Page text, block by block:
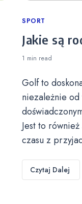
Categories
SPORT
Jakie są
1 min read
Golf to
niezależnie
Jest to
czasu z
Czytaj Dalej